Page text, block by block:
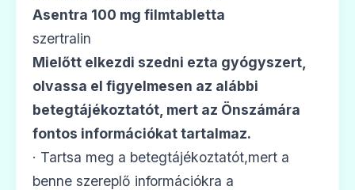
Asentra 100 mg filmtabletta
szertralin
Mielőtt elkezdi szedni ezta gyógyszert,
olvassa el figyelmesen az alábbi
betegtájékoztatót, mert az Önszámára
fontos információkat tartalmaz.
· Tartsa meg a betegtájékoztatót,mert a
benne szereplő információkra a